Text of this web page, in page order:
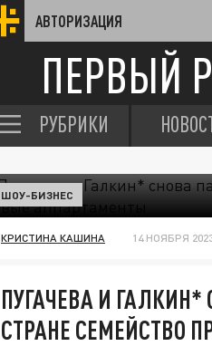
АВТОРИЗАЦИЯ
ПЕРВЫЙ
РУБРИКИ
ШОУ-БИЗНЕС
КРИСТИНА КАШИНА 14 НОЯБРЯ
ПУГАЧЕВА И
СТРАНЕ СЕМЕЙСТВО